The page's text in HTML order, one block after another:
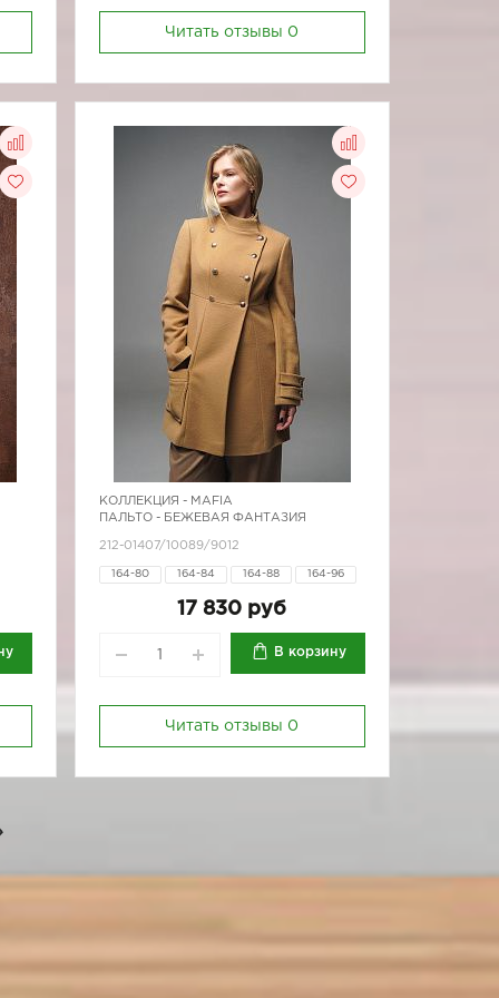
Читать отзывы 0
КОЛЛЕКЦИЯ - MAFIA
ПАЛЬТО - БЕЖЕВАЯ ФАНТАЗИЯ
212-01407/10089/9012
164-80 164-84 164-88 164-96
17 830 руб
В корзину
Читать отзывы 0